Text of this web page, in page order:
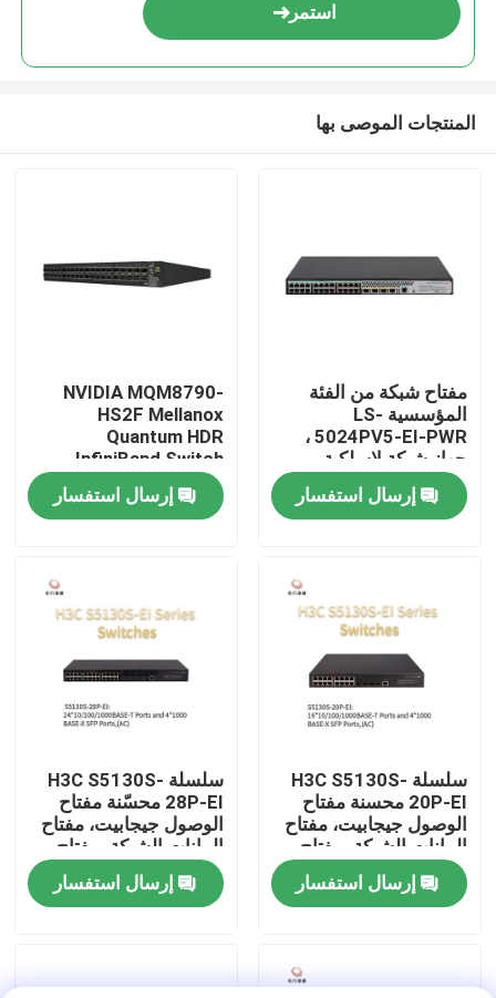
المنتجات
حولنا
مراقبة الجودة
أخبار
حالات
خادم تخزين الرف
استمر
المنتجات الموصى بها
مفتاح شبكة من الفئة
المؤسسية LS-
5024PV5-EI-PWR ،
جهاز شبكة لاسلكية ،
مفتاح وصول من الطبقة
الثانية إرسال استفسار
NVIDIA MQM8790-
HS2F Mellanox
Quantum HDR
InfiniBand Switch
200G الإدارة 40G الذكية
إرسال استفسار
سلسلة H3C S5130S-
20P-EI محسنة مفتاح
الوصول جيجابيت، مفتاح
البيانات الشبكة، مفتاح
الشبكة الذكية
إرسال استفسار
سلسلة H3C S5130S-
28P-EI محسّنة مفتاح
الوصول جيجابيت، مفتاح
البيانات الشبكة، مفتاح
الشبكة الذكية
إرسال استفسار